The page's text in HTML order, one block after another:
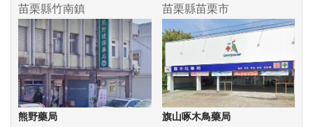
苗栗縣竹南鎮 苗栗縣苗栗市
熊野藥局 旗山啄木鳥藥局